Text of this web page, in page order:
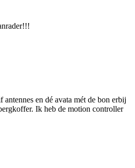
en dé avata mét de bon erbij
Ik heb de motion controller